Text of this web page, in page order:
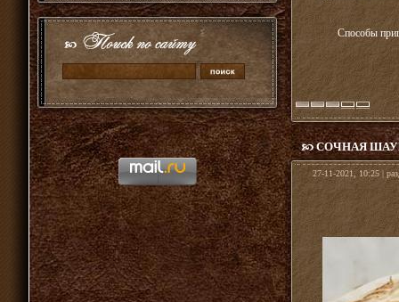
Способы
СОЧНАЯ
27-11-2021, 10:25 |